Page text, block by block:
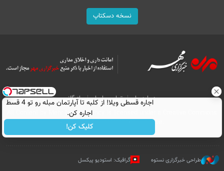
نسخه دسکتاپ
درباره ما تماس با ما
بازرگانی
All Content by Mehr News Agency is licensed under a Creative Commons
Attribution 4.0 International License.
طراحی خبرگزاری نستوه گرافیک: استودیو پیکسل
اجاره‌ قسطی ویلا! از کلبه تا آپارتمان مبله رو تو 4 قسط
اجاره کن.
کلیک کن!